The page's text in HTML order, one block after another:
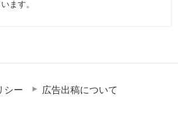
ます。
シー
広告出稿について